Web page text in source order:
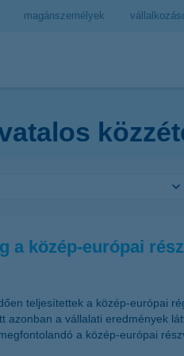
magánszemélyek
a közép-európai
teljesítettek a közép-európai
azonban a vállalati eredmények
a közép-európai